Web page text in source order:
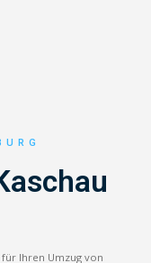
für Ihren Umzug von